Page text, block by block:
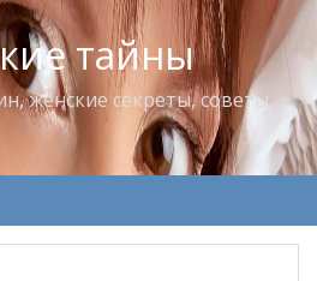
тайны
женские секреты, советы